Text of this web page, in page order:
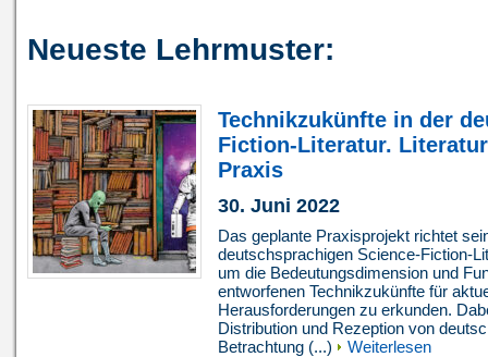
Neueste Lehrmuster:
Technikzukünfte in der
Fiction-Literatur.
Praxis
30. Juni 2022
Das geplante Praxisprojekt richtet
deutschsprachigen Science-Fiction-
um die Bedeutungsdimension und
entworfenen Technikzukünfte für
Herausforderungen zu erkunden.
Distribution und Rezeption von
Betrachtung (...)
Weiterlesen